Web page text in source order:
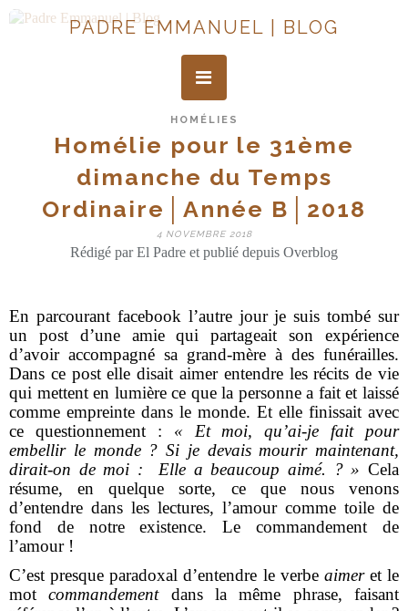
PADRE EMMANUEL | BLOG
HOMÉLIES
Homélie pour le 31ème
dimanche du Temps
Ordinaire│Année B│2018
4 NOVEMBRE 2018
Rédigé par El Padre et publié depuis Overblog
En parcourant facebook l’autre jour je suis tombé sur
un post d’une amie qui partageait son expérience
d’avoir accompagné sa grand-mère à des funérailles.
Dans ce post elle disait aimer entendre les récits de vie
qui mettent en lumière ce que la personne a fait et laissé
comme empreinte dans le monde. Et elle finissait avec
ce questionnement : « Et moi, qu’ai-je fait pour
embellir le monde ? Si je devais mourir maintenant,
dirait-on de moi : Elle a beaucoup aimé. ? » Cela
résume, en quelque sorte, ce que nous venons
d’entendre dans les lectures, l’amour comme toile de
fond de notre existence. Le commandement de
l’amour !
C’est presque paradoxal d’entendre le verbe aimer et le
motcommandementdans la même phrase, faisant